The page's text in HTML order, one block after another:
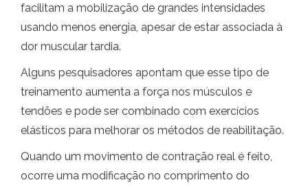
facilitam a mobilização de grandes intensidades
usando menos energia, apesar de estar associada à
dor muscular tardia.
Alguns pesquisadores apontam que esse tipo de
treinamento aumenta a força nos músculos e
tendões e pode ser combinado com exercícios
elásticos para melhorar os métodos de reabilitação.
Quando um movimento de contração real é feito,
ocorre uma modificação no comprimento do